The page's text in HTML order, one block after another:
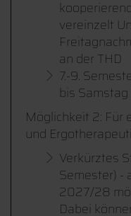
vereinzelt
an der THD
7.-9.
bis
Möglichkeit 2: Für
und
Verkürztes
Semester) -
2027/28
Dabei